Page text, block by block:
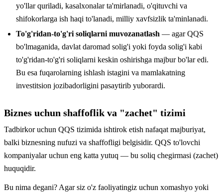
yo'llar quriladi, kasalxonalar ta'mirlanadi, o'qituvchi va
shifokorlarga ish haqi to'lanadi, milliy xavfsizlik ta'minlanadi.
To'g'ridan-to'g'ri soliqlarni muvozanatlash — agar QQS
bo'lmaganida, davlat daromad solig'i yoki foyda solig'i kabi
to'g'ridan-to'g'ri soliqlarni keskin oshirishga majbur bo'lar edi.
Bu esa fuqarolarning ishlash istagini va mamlakatning
investitsion jozibadorligini pasaytirib yuborardi.
Biznes uchun shaffoflik va "zachet" tizimi
Tadbirkor uchun QQS tizimida ishtirok etish nafaqat majburiyat,
balki biznesning nufuzi va shaffofligi belgisidir. QQS to'lovchi
kompaniyalar uchun eng katta yutuq — bu soliq chegirmasi (zachet)
huquqidir.
Bu nima degani? Agar siz o'z faoliyatingiz uchun xomashyo yoki